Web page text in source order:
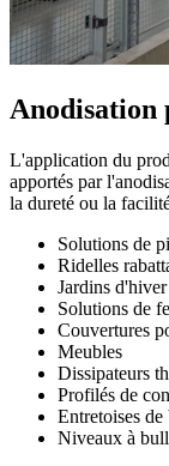
Anodisation
L'application du
apportés par
la dureté ou la
Solutions de
Ridelles
Jardins d'hiver
Solutions de
Couvertures
Meubles
Dissipateurs
Profilés de
Entretoises
Niveaux à